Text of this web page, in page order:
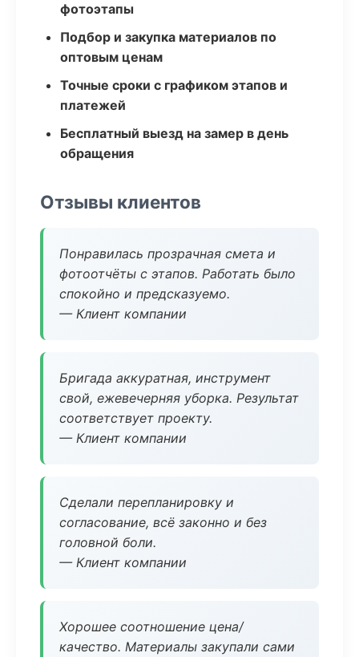
фотоэтапы
Подбор и закупка материалов по
оптовым ценам
Точные сроки с графиком этапов и
платежей
Бесплатный выезд на замер в день
обращения
Отзывы клиентов
Понравилась прозрачная смета и
фотоотчёты с этапов. Работать было
спокойно и предсказуемо.
— Клиент компании
Бригада аккуратная, инструмент
свой, ежевечерняя уборка. Результат
соответствует проекту.
— Клиент компании
Сделали перепланировку и
согласование, всё законно и без
головной боли.
— Клиент компании
Хорошее соотношение цена/
качество. Материалы закупали сами